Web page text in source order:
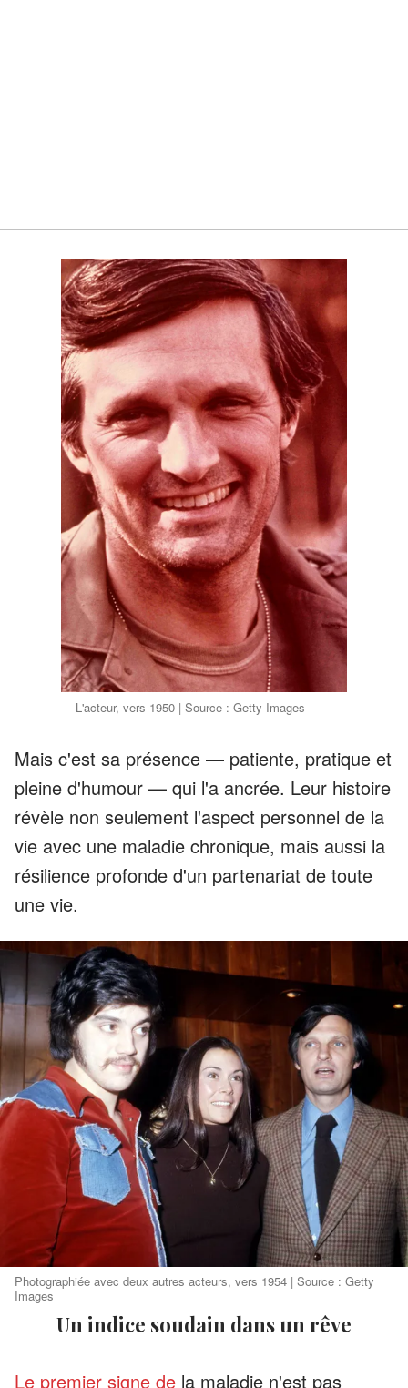
L'acteur, vers 1950 | Source : Getty Images
Mais c'est sa présence — patiente, pratique et
pleine d'humour — qui l'a ancrée. Leur histoire
révèle non seulement l'aspect personnel de la
vie avec une maladie chronique, mais aussi la
résilience profonde d'un partenariat de toute
une vie.
Photographiée avec deux autres acteurs, vers 1954 | Source : Getty
Images
Un indice soudain dans un rêve
Le premier signe de la maladie n'est pas